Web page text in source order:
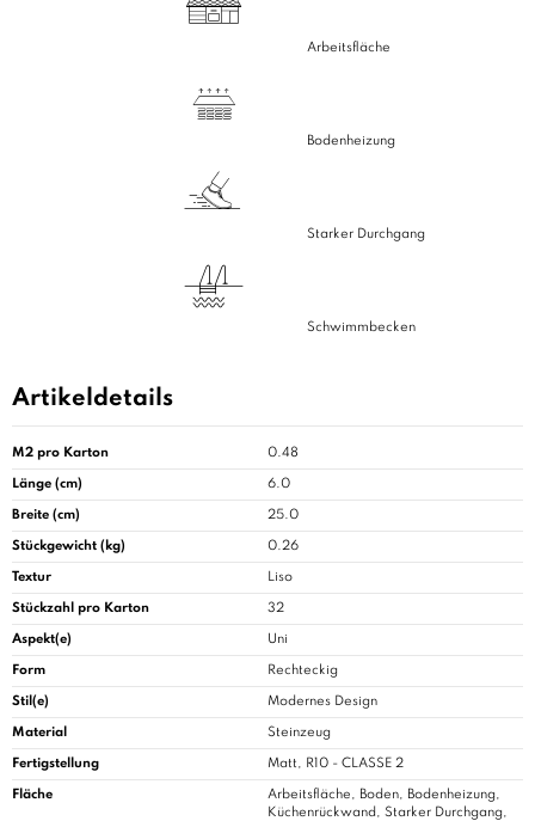
Arbeitsfläche
Bodenheizung
Starker Durchgang
Schwimmbecken
Artikeldetails
M2 pro Karton 0.48
Länge (cm) 6.0
Breite (cm) 25.0
Stückgewicht (kg) 0.26
Textur Liso
Stückzahl pro Karton 32
Aspekt(e) Uni
Form Rechteckig
Stil(e) Modernes Design
Material Steinzeug
Fertigstellung Matt, R10 - CLASSE 2
Fläche
Arbeitsfläche, Boden, Bodenheizung,
Küchenrückwand, Starker Durchgang,